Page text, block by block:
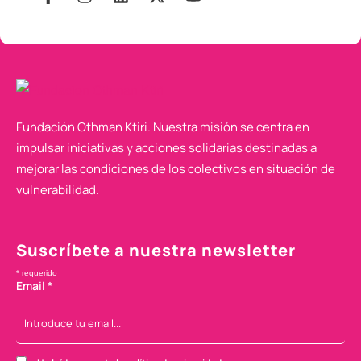
Fundación Othman Ktiri. Nuestra misión se centra en
impulsar iniciativas y acciones solidarias destinadas a
mejorar las condiciones de los colectivos en situación de
vulnerabilidad.
Suscríbete a nuestra newsletter
* requerido
Email *